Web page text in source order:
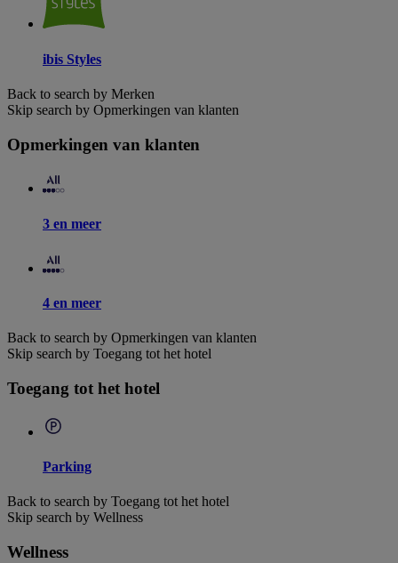
ibis Styles
Back to search by Merken
Skip search by Opmerkingen van klanten
Opmerkingen van klanten
3 en meer
4 en meer
Back to search by Opmerkingen van klanten
Skip search by Toegang tot het hotel
Toegang tot het hotel
Parking
Back to search by Toegang tot het hotel
Skip search by Wellness
Wellness